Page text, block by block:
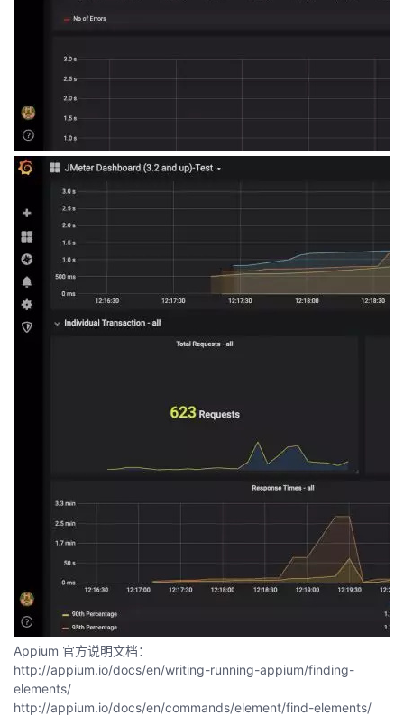
Appium 官方说明文档：
http://appium.io/docs/en/writing-running-appium/finding-
elements/
http://appium.io/docs/en/commands/element/find-elements/